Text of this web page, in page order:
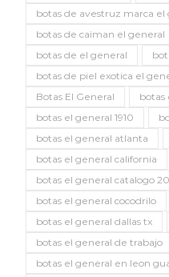
botas de avestruz marca el
botas de caiman el general
botas de el general
botas de piel exotica el
Botas El General
botas
botas el general 1910
botas el general atlanta
botas el general california
botas el general catalogo
botas el general cocodrilo
botas el general dallas tx
botas el general de trabajo
botas el general en leon